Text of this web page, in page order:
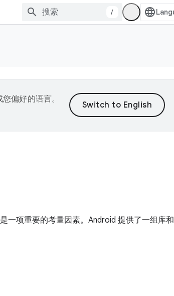
/
偏好的语言。
一项重要的考量因素。Android 提供了一组库和